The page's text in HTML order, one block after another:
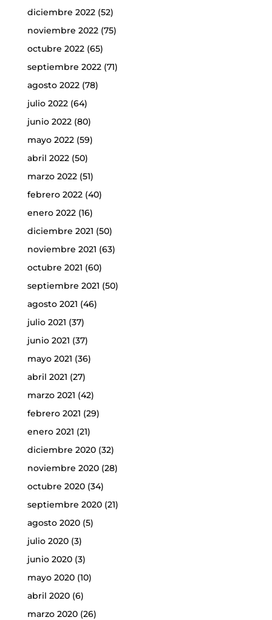
diciembre 2022(52)
noviembre 2022(75)
octubre 2022(65)
septiembre 2022(71)
agosto 2022(78)
julio 2022(64)
junio 2022(80)
mayo 2022(59)
abril 2022(50)
marzo 2022(51)
febrero 2022(40)
enero 2022(16)
diciembre 2021 (50)
noviembre 2021 (63)
octubre 2021 (60)
septiembre 2021 (50)
agosto 2021 (46)
julio 2021 (37)
junio 2021 (37)
mayo 2021 (36)
abril 2021 (27)
marzo 2021 (42)
febrero 2021 (29)
enero 2021 (21)
diciembre 2020(32)
noviembre 2020(28)
octubre 2020(34)
septiembre 2020(21)
agosto 2020(5)
julio 2020(3)
junio 2020(3)
mayo 2020(10)
abril 2020(6)
marzo 2020(26)